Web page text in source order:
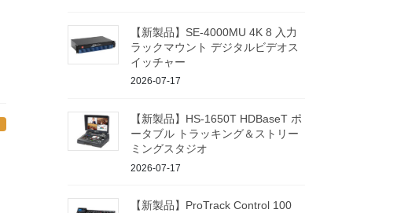
【新製品】SE-4000MU 4K 8 入力
ラックマウント デジタルビデオス
イッチャー
2026-07-17
【新製品】HS-1650T HDBaseT ポ
ータブル トラッキング＆ストリー
ミングスタジオ
2026-07-17
【新製品】ProTrack Control 100